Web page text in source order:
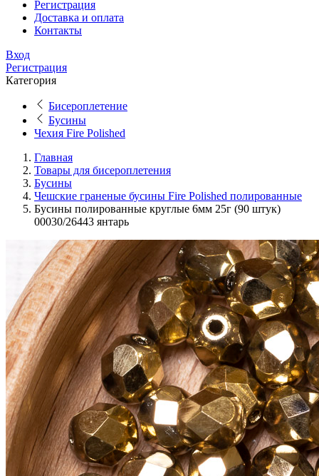
Регистрация
Доставка и оплата
Контакты
Вход
Регистрация
Категория
Бисероплетение
Бусины
Чехия Fire Polished
Главная
Товары для бисероплетения
Бусины
Чешские граненые бусины Fire Polished полированные
Бусины полированные круглые 6мм 25г (90 штук)
00030/26443 янтарь